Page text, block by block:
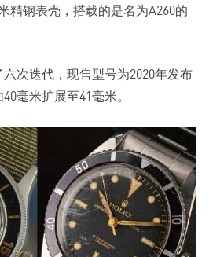
精钢表壳，搭载的是名为A260的
次迭代，现售型号为2020年发布
毫米扩展至41毫米。